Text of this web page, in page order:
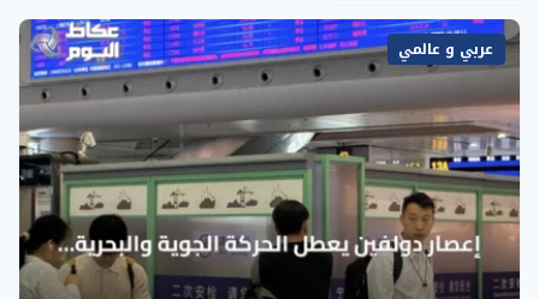
عربي و عالمي